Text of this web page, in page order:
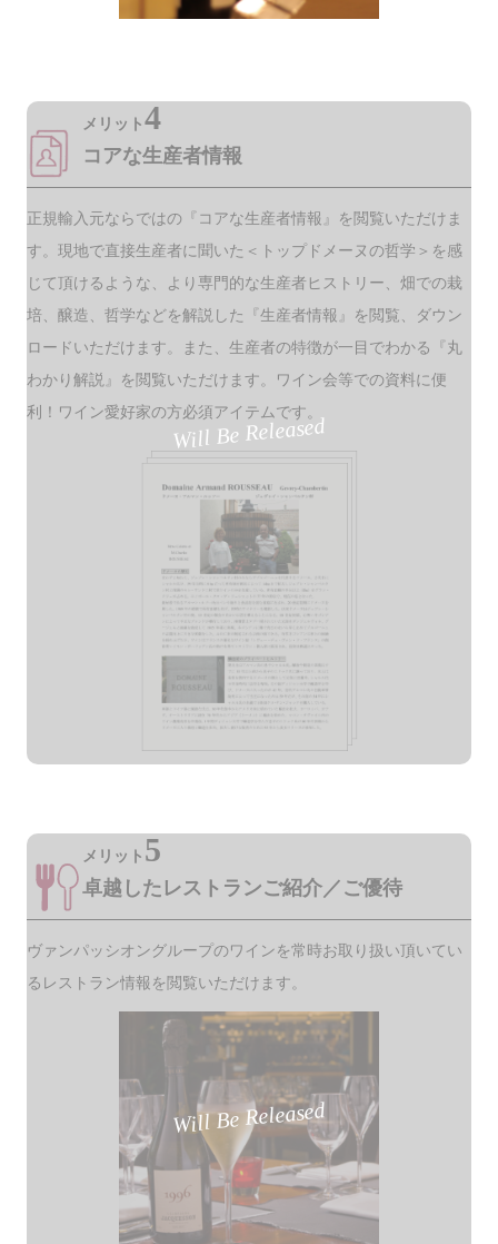
Will Be Released
メリット4
コアな生産者情報
正規輸入元ならではの『コアな生産者情報』を閲覧いただけま
す。現地で直接生産者に聞いた＜トップドメーヌの哲学＞を感
じて頂けるような、より専門的な生産者ヒストリー、畑での栽
培、醸造、哲学などを解説した『生産者情報』を閲覧、ダウン
ロードいただけます。また、生産者の特徴が一目でわかる『丸
わかり解説』を閲覧いただけます。ワイン会等での資料に便
利！ワイン愛好家の方必須アイテムです。
Will Be Released
メリット 5
卓越したレストランご紹介／ご優待
ヴァンパッシオングループのワインを常時お取り扱い頂いてい
るレストラン情報を閲覧いただけます。